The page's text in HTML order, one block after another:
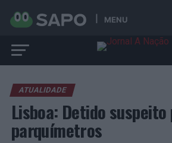
MENU
ATUALIDADE
Lisboa: Detido
parquímetros